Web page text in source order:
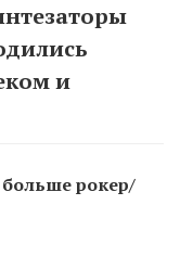
и
рокер/